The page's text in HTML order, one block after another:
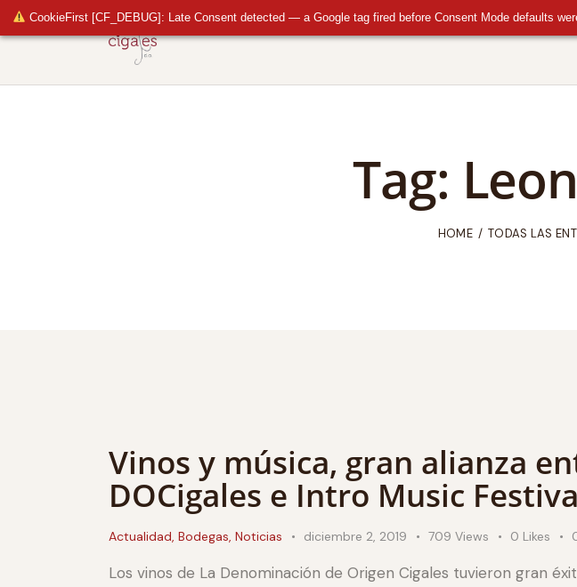
CookieFirst [CF_DEBUG]: Late Consent detected — a Google tag fired before Consent Mode defaults
Tag:
HOME TODAS LAS
Vinos y música, gran alianza
DOCigales e Intro Music
Actualidad, Bodegas, Noticias diciembre 2, 2019 709 Views 0 Likes
Los vinos de La Denominación de Origen Cigales tuvieron gran